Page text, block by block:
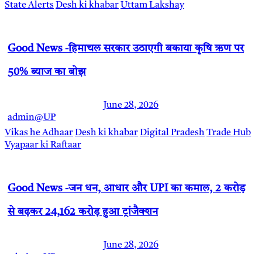
State AlertsDesh ki khabar Uttam Lakshay
Good News -हिमाचल सरकार उठाएगी बकाया कृषि ऋण पर
50% ब्याज का बोझ
June 28, 2026
admin@UP
Vikas he AdhaarDesh ki khabarDigital PradeshTrade Hub
Vyapaar ki Raftaar
Good News -जन धन, आधार और UPI का कमाल, 2 करोड़
से बढ़कर 24,162 करोड़ हुआ ट्रांजैक्शन
June 28, 2026